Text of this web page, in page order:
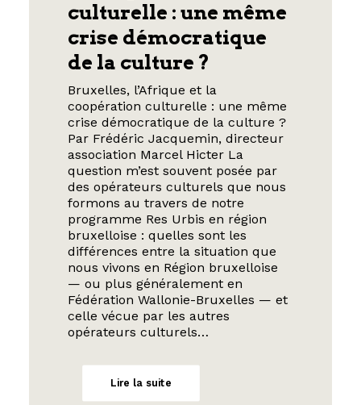
culturelle : une même
crise démocratique
de la culture ?
Bruxelles, l’Afrique et la
coopération culturelle : une même
crise démocratique de la culture ?
Par Frédéric Jacquemin, directeur
association Marcel Hicter La
question m’est souvent posée par
des opérateurs culturels que nous
formons au travers de notre
programme Res Urbis en région
bruxelloise : quelles sont les
différences entre la situation que
nous vivons en Région bruxelloise
— ou plus généralement en
Fédération Wallonie-Bruxelles — et
celle vécue par les autres
opérateurs culturels…
Lire la suite